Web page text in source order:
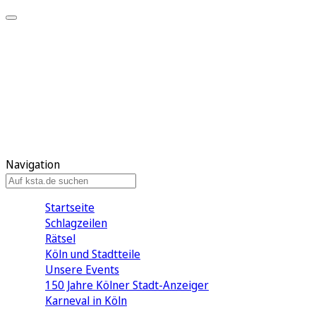
Navigation
Startseite
Schlagzeilen
Rätsel
Köln und Stadtteile
Unsere Events
150 Jahre Kölner Stadt-Anzeiger
Karneval in Köln